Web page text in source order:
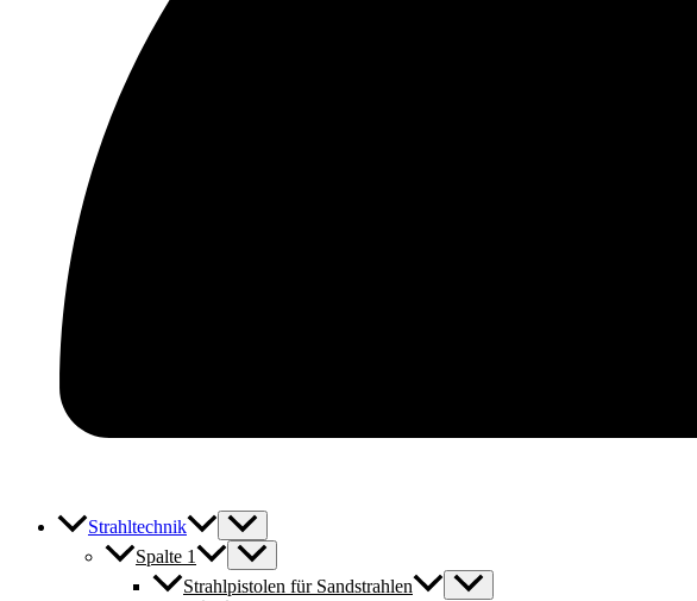
Strahltechnik
Spalte 1
Strahlpistolen für Sandstrahlen